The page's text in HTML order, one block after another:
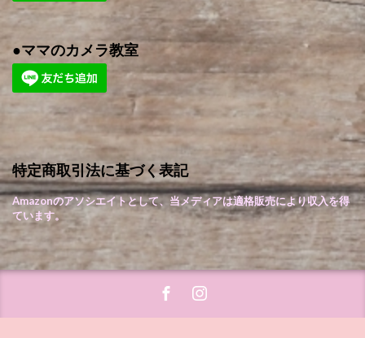
●ママのカメラ教室
特定商取引法に基づく表記
Amazonのアソシエイトとして、当メディアは適格販売により収入を得
ています。